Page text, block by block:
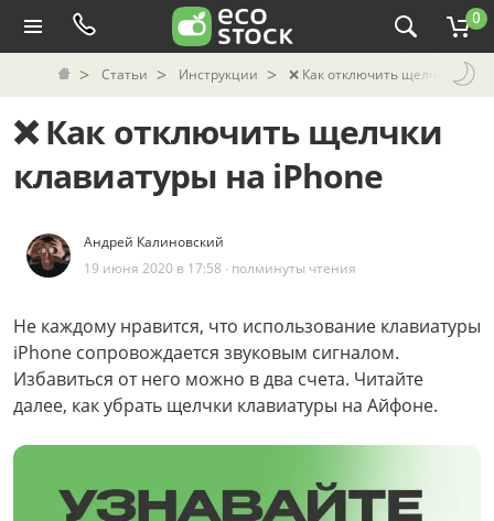
0
Статьи Инструкции ❌️ Как отключить щелчки
❌️ Как отключить щелчки
клавиатуры на iPhone
Андрей Калиновский
19 июня 2020 в 17:58 ∙ полминуты чтения
Не каждому нравится, что использование клавиатуры
iPhone сопровождается звуковым сигналом.
Избавиться от него можно в два счета. Читайте
далее, как убрать щелчки клавиатуры на Айфоне.